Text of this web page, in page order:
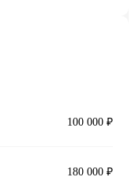
100 000 ₽
180 000 ₽